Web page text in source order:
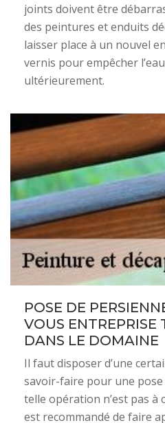
joints doivent être
des peintures et enduits
laisser place à un nouvel
vernis pour empêcher
ultérieurement.
POSE DE
VOUS ENTREPRISE
DANS LE DOMAINE
Il faut disposer d’une
savoir-faire pour une pose
telle opération n’est pas à
est recommandé de faire